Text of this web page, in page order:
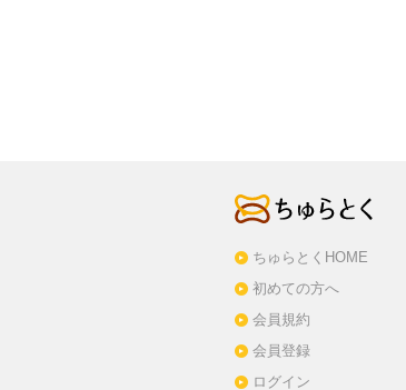
ちゅらとくHOME
初めての方へ
会員規約
会員登録
ログイン